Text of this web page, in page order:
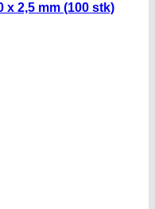
x 2,5 mm (100 stk)